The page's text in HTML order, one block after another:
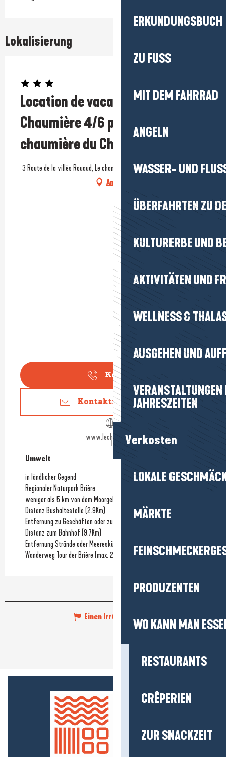
ERKUNDUNGSBUCH
ZU FUSS
MIT DEM FAHRRAD
ANGELN
WASSER- UND
ÜBERFAHRTEN ZU
KULTURERBE UND
AKTIVITÄTEN UND
WELLNESS &
AUSGEHEN UND
JAHRESZEITEN
Verkosten
LOKALE
MÄRKTE
PRODUZENTEN
WO KANN MAN
RESTAURANTS
CRÊPERIEN
ZUR SNACKZEIT
Lokalisierung
Location de vacances -
Chaumière 4/6 personnes - La
chaumière du Champ d'or
Prestataire engagé dans une démarche écoresponsable
3 Route de la villès Rouaud, Le champ d'or, 44117 Saint-André-des-Eaux
Anfahrt
Kontakt
Kontaktieren Sie uns
www.lechamp-dor.fr
Umwelt
Umwelt
in ländlicher Gegend
Regionaler Naturpark Brière
weniger als 5 km von dem Moorgebiet Brière entfernt
Distanz Bushaltestelle (2.9Km)
Entfernung zu Geschäften oder zum Stadtzentrum
Distanz zum Bahnhof (9.7Km)
Entfernung Strände oder Meeresküste
(11Km)
Wanderweg Tour der Brière (max. 2 km von der Strecke entfernt)
Einen Irrtum angeben